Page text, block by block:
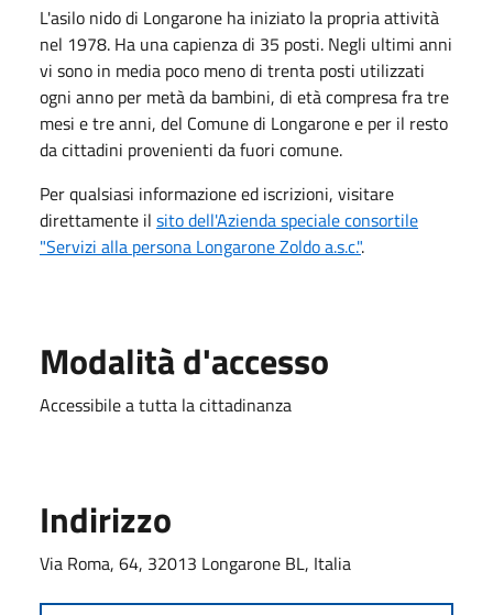
L'asilo nido di Longarone ha iniziato la propria attività
nel 1978. Ha una capienza di 35 posti. Negli ultimi anni
vi sono in media poco meno di trenta posti utilizzati
ogni anno per metà da bambini, di età compresa fra tre
mesi e tre anni, del Comune di Longarone e per il resto
da cittadini provenienti da fuori comune.
Per qualsiasi informazione ed iscrizioni, visitare
direttamente il sito dell'Azienda speciale consortile
"Servizi alla persona Longarone Zoldo a.s.c.".
Modalità d'accesso
Accessibile a tutta la cittadinanza
Indirizzo
Via Roma, 64, 32013 Longarone BL, Italia